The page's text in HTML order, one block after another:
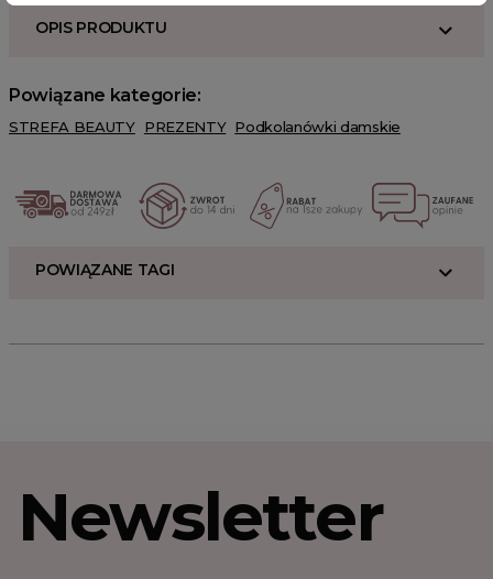
OPIS PRODUKTU
Powiązane kategorie:
STREFA BEAUTY PREZENTY Podkolanówki damskie
POWIĄZANE TAGI
Newsletter